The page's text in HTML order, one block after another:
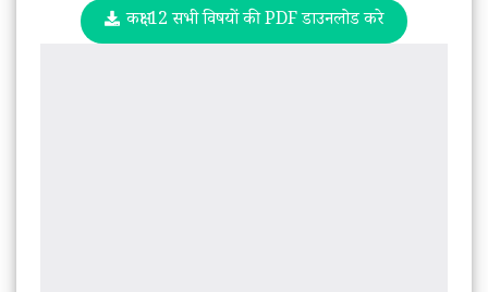
कक्षा 12 सभी विषयों की PDF डाउनलोड करे